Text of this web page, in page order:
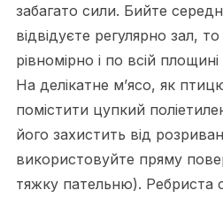
забагато сили. Бийте
відвідуєте регулярно зал,
рівномірно і по всій
На делікатне м’ясо, як
помістити цупкий
його захистить від
використовуйте пряму
тяжку пательню). Ребриста